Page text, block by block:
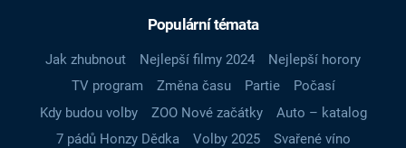
Populární témata
Jak zhubnout Nejlepší filmy 2024
Nejlepší horory
TV program
Změna času Partie
Počasí
Kdy budou volby
ZOO Nové začátky
Auto – katalog
7 pádů Honzy Dědka
Volby 2025
Svařené víno